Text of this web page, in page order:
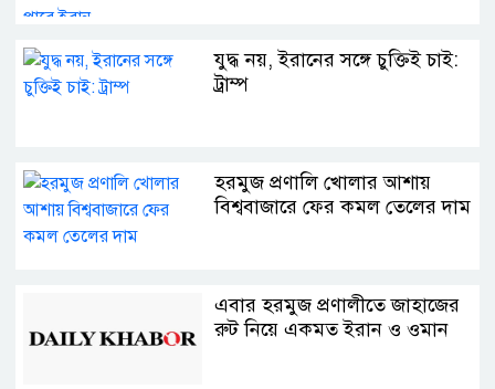
যুদ্ধ নয়, ইরানের সঙ্গে চুক্তিই চাই:
ট্রাম্প
হরমুজ প্রণালি খোলার আশায়
বিশ্ববাজারে ফের কমল তেলের দাম
এবার হরমুজ প্রণালীতে জাহাজের
রুট নিয়ে একমত ইরান ও ওমান